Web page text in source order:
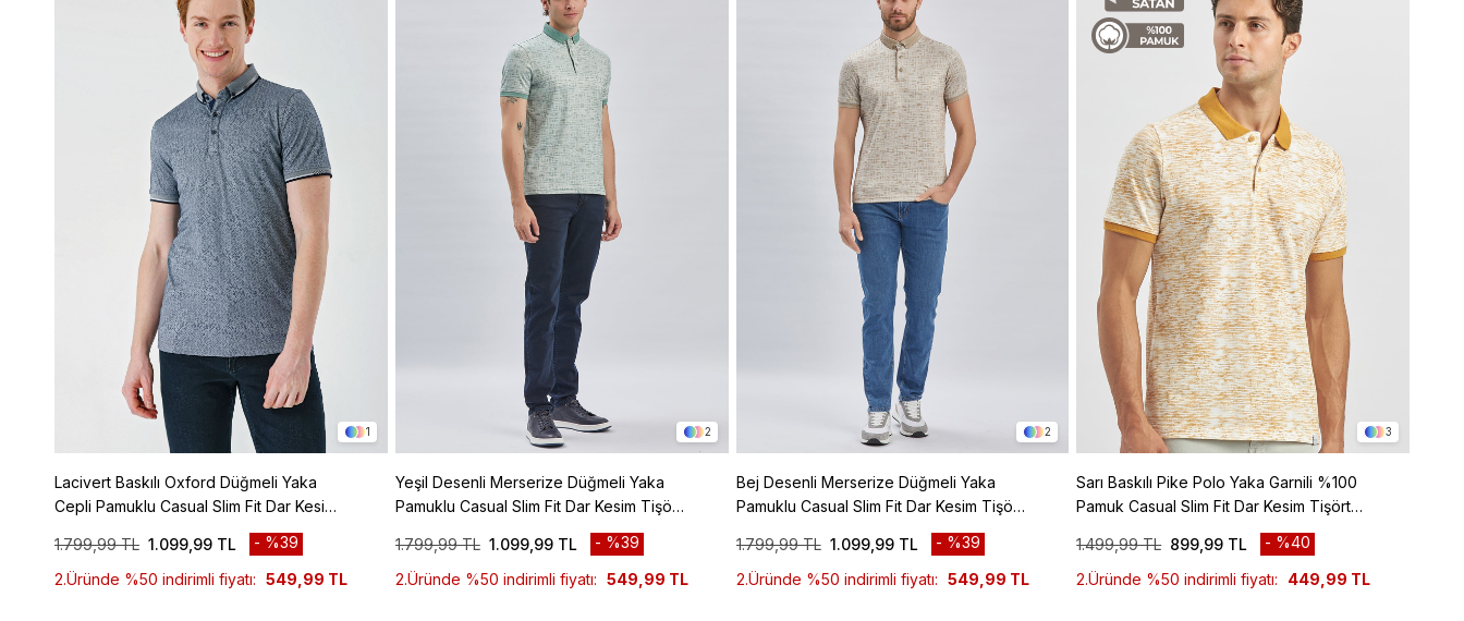
1
Lacivert Baskılı Oxford Düğmeli Yaka
Cepli Pamuklu Casual Slim Fit Dar Kesim
1.099,99 TL
1.799,99 TL
%39
2.Üründe %50 indirimli fiyatı: 549,99 TL
2
Yeşil Desenli Merserize Düğmeli Yaka
Pamuklu Casual Slim Fit Dar Kesim Tişört
1.099,99 TL
1.799,99 TL
%39
2.Üründe %50 indirimli fiyatı: 549,99 TL
2
Bej Desenli Merserize Düğmeli Yaka
Pamuklu Casual Slim Fit Dar Kesim Tişört
1.099,99 TL
1.799,99 TL
%39
2.Üründe %50 indirimli fiyatı: 549,99 TL
3
Sarı Baskılı Pike Polo Yaka Garnili %100
Pamuk Casual Slim Fit Dar Kesim Tişört
899,99 TL
1.499,99 TL
%40
2.Üründe %50 indirimli fiyatı:
449,99 TL